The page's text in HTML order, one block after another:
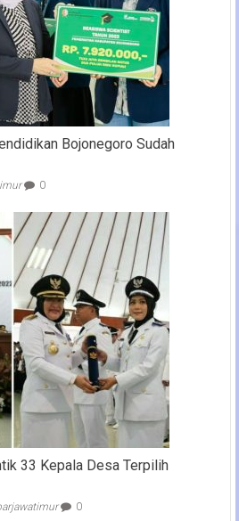
Bojonegoro Sudah
0
33 Kepala Desa Terpilih
0